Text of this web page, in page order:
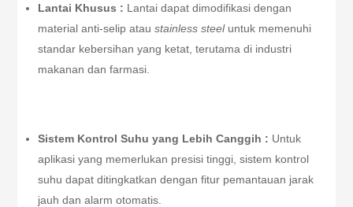
Lantai Khusus : Lantai dapat dimodifikasi dengan
material anti-selip ataustainless steeluntuk memenuhi
standar kebersihan yang ketat, terutama di industri
makanan dan farmasi.
Sistem Kontrol Suhu yang Lebih Canggih : Untuk
aplikasi yang memerlukan presisi tinggi, sistem kontrol
suhu dapat ditingkatkan dengan fitur pemantauan jarak
jauh dan alarm otomatis.